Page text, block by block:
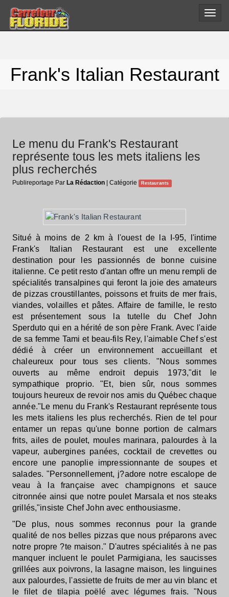
Toggle
Frank's Italian Restaurant
Le menu du Frank's Restaurant
représente tous les mets italiens les
plus recherchés
Publireportage Par La Rédaction | Catégorie Restaurants
Situé à moins de 2 km à l'ouest de la I-95, l'intime
Frank's Italian Restaurant est une excellente
destination pour les passionnés de bonne cuisine
italienne. Ce petit resto d'antan offre un menu rempli de
spécialités transalpines qui feront la joie des amateurs
de pizzas croustillantes, poissons et fruits de mer frais,
viandes, volailles et pâtes. Affaire de famille, le resto
est présentement sous la tutelle du Chef John
Sperduto qui en a hérité de son père Frank. Avec l'aide
de sa femme Tami et beau-fils Rey, l'aimable Chef s'est
dédié à créer un environnement accueillant et
chaleureux pour tous ses clients. "Nous sommes
ouverts au même endroit depuis 1973,"dit le
sympathique proprio. "Et, bien sûr, nous sommes
toujours heureux de revoir nos amis du Québec chaque
année."Le menu du Frank's Restaurant représente tous
les mets italiens les plus recherchés. Rien de tel pour
entamer un repas qu'une bonne portion de calmars
frits, ailes de poulet, moules marinara, palourdes à la
vapeur, aubergines panées, cocktail de crevettes ou
encore une panoplie impressionnante de soupes et
salades. "Personnellement, j?adore notre escalope de
veau à la française avec champignons et sauce
citronnée ainsi que notre poulet Marsala et nos steaks
grillés,"insiste Chef John avec enthousiasme.
"De plus, nous sommes reconnus pour la grande
qualité de nos belles pizzas que nous préparons avec
notre propre ?te maison." D'autres spécialités à ne pas
manquer incluent le poulet Parmigiana, les saucisses
grillées aux poivrons, la lasagne maison, les linguines
aux palourdes, l'assiette de fruits de mer au vin blanc et
le filet de tilapia poëlé avec légumes frais. "Nous